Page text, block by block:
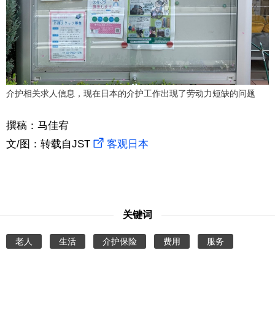
介护相关求人信息，现在日本的介护工作出现了劳动力短缺的问题
撰稿：马佳宥
文/图：转载自JST
客观日本
关键词
老人 生活 介护保险 费用 服务